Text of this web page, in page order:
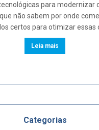
para modernizar
não sabem por onde
certos para otimizar essas
Leia mais
Categorias